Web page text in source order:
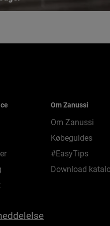
Om Zanussi
Om Zanussi
Købeguides
#EasyTips
Download